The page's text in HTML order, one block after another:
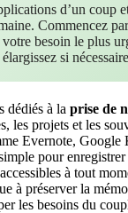
d’un coup
Commencez
besoin le plus
si
dédiés à la prise de
les projets et les
Evernote, Google
pour enregistrer
à tout
à préserver la
les besoins du